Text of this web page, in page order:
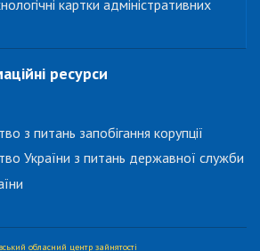
картки адміністративних
ресурси
з питань запобігання корупції
України з питань державної служби
обласний центр зайнятості